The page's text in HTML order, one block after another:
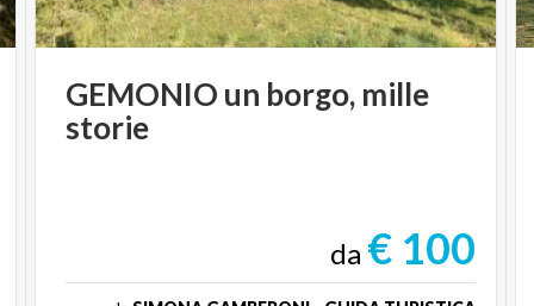
GEMONIO un borgo, mille
storie
da € 100